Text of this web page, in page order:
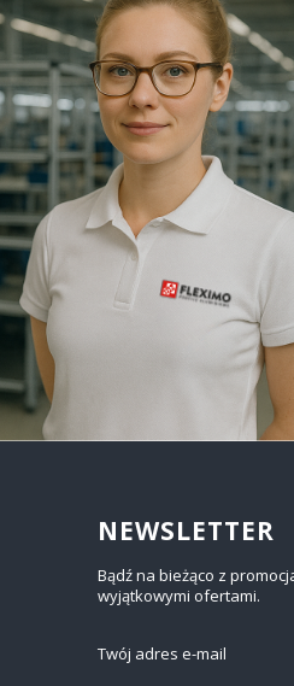
NEWSLETTER
Bądź na bieżąco z
wyjątkowymi ofertami.
Twój adres e-mail